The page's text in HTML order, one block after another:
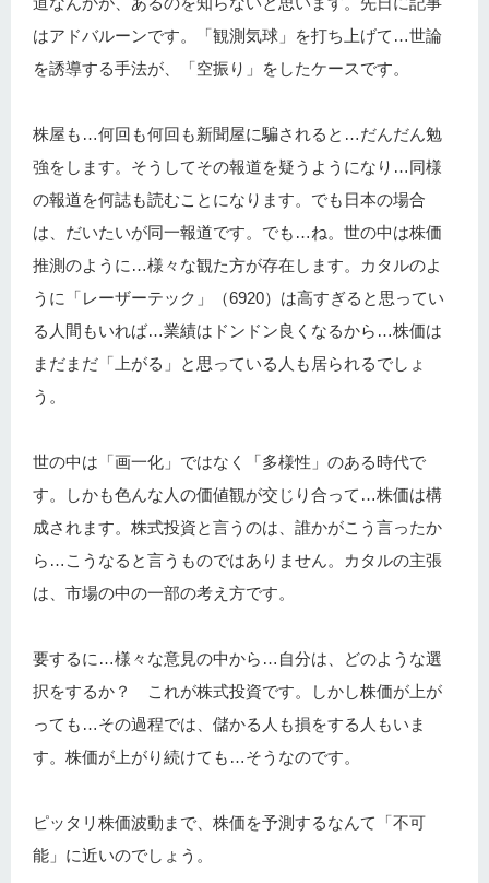
はアドバルーンです。「観測気球」を打ち上げて…世論
を誘導する手法が、「空振り」をしたケースです。
株屋も…何回も何回も新聞屋に騙されると…だんだん勉
強をします。そうしてその報道を疑うようになり…同様
の報道を何誌も読むことになります。でも日本の場合
は、だいたいが同一報道です。でも…ね。世の中は株価
推測のように…様々な観た方が存在します。カタルのよ
うに「レーザーテック」（6920）は高すぎると思ってい
る人間もいれば…業績はドンドン良くなるから…株価は
まだまだ「上がる」と思っている人も居られるでしょ
う。
世の中は「画一化」ではなく「多様性」のある時代で
す。しかも色んな人の価値観が交じり合って…株価は構
成されます。株式投資と言うのは、誰かがこう言ったか
ら…こうなると言うものではありません。カタルの主張
は、市場の中の一部の考え方です。
要するに…様々な意見の中から…自分は、どのような選
択をするか？ これが株式投資です。しかし株価が上が
っても…その過程では、儲かる人も損をする人もいま
す。株価が上がり続けても…そうなのです。
ピッタリ株価波動まで、株価を予測するなんて「不可
能」に近いのでしょう。